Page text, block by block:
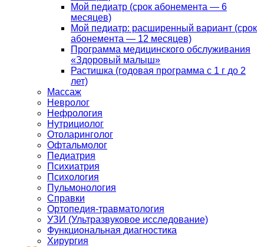
Мой педиатр (срок абонемента — 6
месяцев)
Мой педиатр: расширенный вариант (срок
абонемента — 12 месяцев)
Программа медицинского обслуживания
«Здоровый малыш»
Растишка (годовая программа с 1 г до 2
лет)
Массаж
Невролог
Нефрология
Нутрициолог
Отоларинголог
Офтальмолог
Педиатрия
Психиатрия
Психология
Пульмонология
Справки
Ортопедия-травматология
УЗИ (Ультразвуковое исследование)
Функциональная диагностика
Хирургия